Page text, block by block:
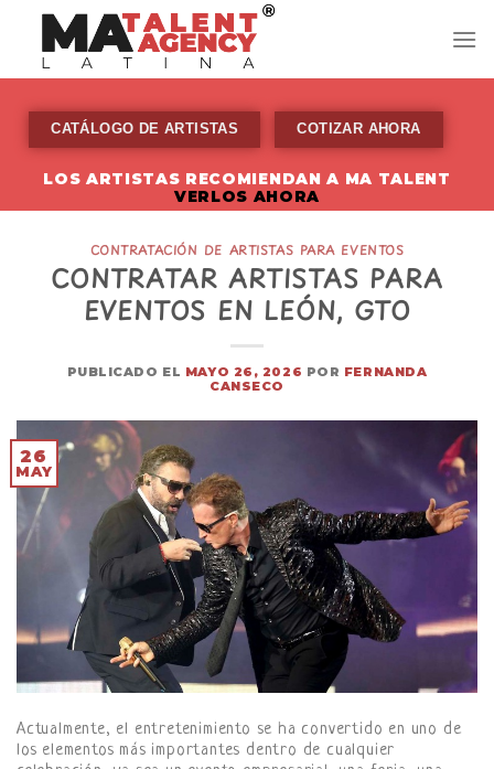
content
CATÁLOGO DE ARTISTAS COTIZAR AHORA
LOS ARTISTAS RECOMIENDAN A MA TALENT
VERLOS AHORA
CONTRATACIÓN DE ARTISTAS PARA EVENTOS
CONTRATAR ARTISTAS PARA
EVENTOS EN LEÓN, GTO
PUBLICADO EL MAYO 26, 2026 POR FERNANDA
CANSECO
26
MAY
Actualmente, el entretenimiento se ha convertido en uno de
los elementos más importantes dentro de cualquier